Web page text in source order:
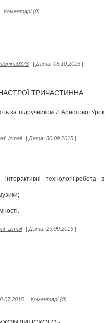
Коментарі (0)
| Дата: 06.10.2015 |
за підручником Л.Аристової.Урок
| Дата: 30.09.2015 |
технології,робота в
| Дата: 29.09.2015 |
| Коментарі (0)